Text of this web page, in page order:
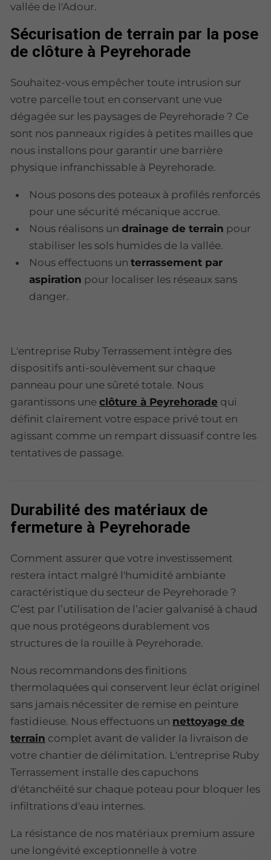
vallée de l'Adour.
Sécurisation de terrain par la pose
de clôture à Peyrehorade
Souhaitez-vous empêcher toute intrusion sur
votre parcelle tout en conservant une vue
dégagée sur les paysages de Peyrehorade ? Ce
sont nos panneaux rigides à petites mailles que
nous installons pour garantir une barrière
physique infranchissable à Peyrehorade.
Nous posons des poteaux à profilés renforcés
pour une sécurité mécanique accrue.
Nous réalisons undrainage de terrain pour
stabiliser les sols humides de la vallée.
Nous effectuons unterrassement par
aspiration pour localiser les réseaux sans
danger.
L'entreprise Ruby Terrassement intègre des
dispositifs anti-soulèvement sur chaque
panneau pour une sûreté totale. Nous
garantissons une clôture à Peyrehorade qui
définit clairement votre espace privé tout en
agissant comme un rempart dissuasif contre les
tentatives de passage.
Durabilité des matériaux de
fermeture à Peyrehorade
Comment assurer que votre investissement
restera intact malgré l'humidité ambiante
caractéristique du secteur de Peyrehorade ?
C’est par l’utilisation de l’acier galvanisé à chaud
que nous protégeons durablement vos
structures de la rouille à Peyrehorade.
Nous recommandons des finitions
thermolaquées qui conservent leur éclat originel
sans jamais nécessiter de remise en peinture
fastidieuse. Nous effectuons un nettoyage de
terrain complet avant de valider la livraison de
votre chantier de délimitation. L'entreprise Ruby
Terrassement installe des capuchons
d'étanchéité sur chaque poteau pour bloquer les
infiltrations d'eau internes.
La résistance de nos matériaux premium assure
une longévité exceptionnelle à votre